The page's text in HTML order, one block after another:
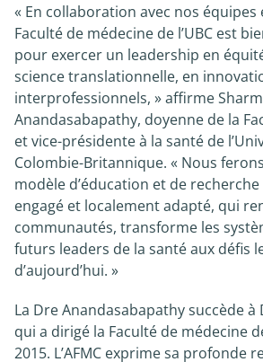
« En collaboration avec nos
Faculté de médecine de l’UBC est
pour exercer un leadership en
science translationnelle, en
interprofessionnels, » affirme
Anandasabapathy, doyenne de la
et vice-présidente à la santé de
Colombie-Britannique. « Nous
modèle d’éducation et de
engagé et localement adapté, qui
communautés, transforme les
futurs leaders de la santé aux défis
d’aujourd’hui. »
La Dre Anandasabapathy succède
qui a dirigé la Faculté de médecine
2015. L’AFMC exprime sa profonde